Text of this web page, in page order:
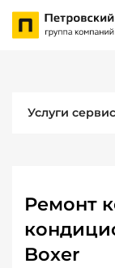
Услуги
Ремонт
Boxer